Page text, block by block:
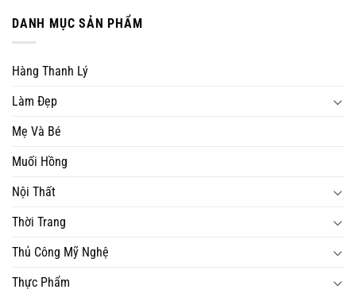
DANH MỤC SẢN PHẨM
Hàng Thanh Lý
Làm Đẹp
Mẹ Và Bé
Muối Hồng
Nội Thất
Thời Trang
Thủ Công Mỹ Nghệ
Thực Phẩm